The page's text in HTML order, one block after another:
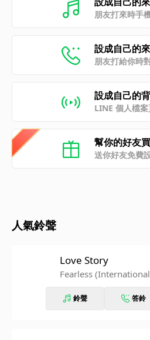
朋友打來時手
設成自己的
朋友打給你時
設成自己的
LINE 個人檔
幫你的好友
送你好友免費
人氣鈴聲
Love Story
Fearless
鈴聲 答鈴